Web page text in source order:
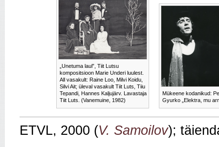
„Unetuma laul”, Tiit Lutsu
kompositsioon Marie Underi luulest.
All vasakult: Raine Loo, Milvi Koidu,
Silvi Ait; üleval vasakult Tiit Luts, Tiiu
Tepandi, Hannes Kaljujärv. Lavastaja
Tiit Luts. (Vanemuine, 1982)
Mükeene kodanikud:
Gyurko „Elektra, mu
ETVL, 2000 (V. Samoilov);